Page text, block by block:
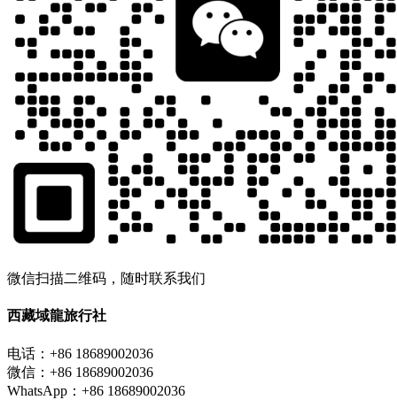
微信扫描二维码，随时联系我们
西藏域龍旅行社
电话：+86 18689002036
微信：+86 18689002036
WhatsApp：+86 18689002036